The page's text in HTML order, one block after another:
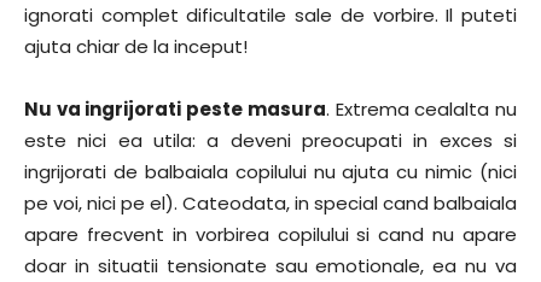
ignorati complet dificultatile sale de vorbire. Il puteti
ajuta chiar de la inceput!
Nu va ingrijorati peste masura. Extrema cealalta nu
este nici ea utila: a deveni preocupati in exces si
ingrijorati de balbaiala copilului nu ajuta cu nimic (nici
pe voi, nici pe el). Cateodata, in special cand balbaiala
apare frecvent in vorbirea copilului si cand nu apare
doar in situatii tensionate sau emotionale, ea nu va